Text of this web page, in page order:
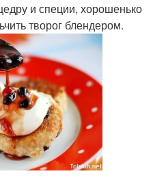
и специи, хорошенько
творог блендером.